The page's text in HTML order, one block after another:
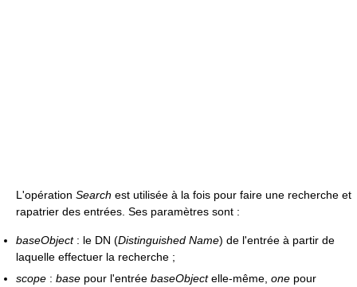
L'opération Search est utilisée à la fois pour faire une recherche et
rapatrier des entrées. Ses paramètres sont :
baseObject: le DN (Distinguished Name) de l'entrée à partir de
laquelle effectuer la recherche ;
scope : base pour l'entrée baseObjectelle-même, one pour